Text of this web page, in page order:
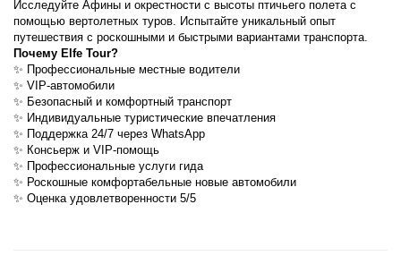
Исследуйте Афины и окрестности с высоты птичьего полета с
помощью вертолетных туров. Испытайте уникальный опыт
путешествия с роскошными и быстрыми вариантами транспорта.
Почему Elfe Tour?
✨ Профессиональные местные водители
✨ VIP-автомобили
✨ Безопасный и комфортный транспорт
✨ Индивидуальные туристические впечатления
✨ Поддержка 24/7 через WhatsApp
✨ Консьерж и VIP-помощь
✨ Профессиональные услуги гида
✨ Роскошные комфортабельные новые автомобили
✨ Оценка удовлетворенности 5/5